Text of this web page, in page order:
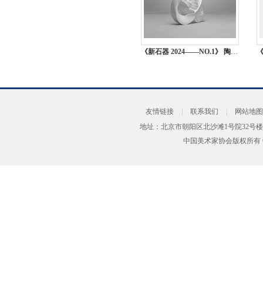
《新石器 2024——NO.1》 陶瓷艺术 48cm×20cm×55cm 吴昊宇 北京
友情链接 联系我们
网站地图
地址：北京市朝阳区北沙滩1号院32号
中国美术家协会版权所有